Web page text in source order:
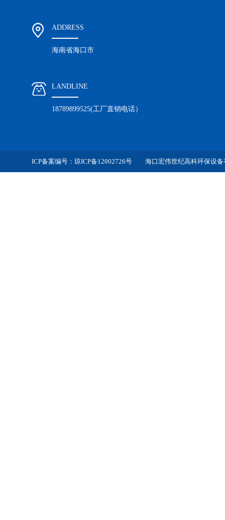
ADDRESS
海南省海口市
LANDLINE
18789899525(工厂直销电话）
ICP备案编号： 琼ICP备12002726号海口宏伟世纪高科环保设备